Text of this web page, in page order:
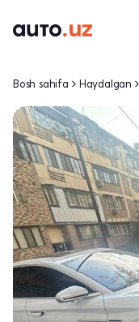
Bosh sahifa Haydalgan